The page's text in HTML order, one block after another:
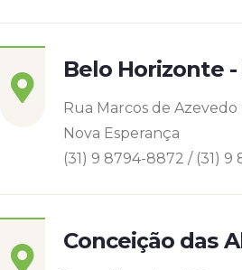
Belo Horizonte -
Rua Marcos de Azevedo
Nova Esperança
(31) 9 8794-8872 / (31) 9
Conceição das